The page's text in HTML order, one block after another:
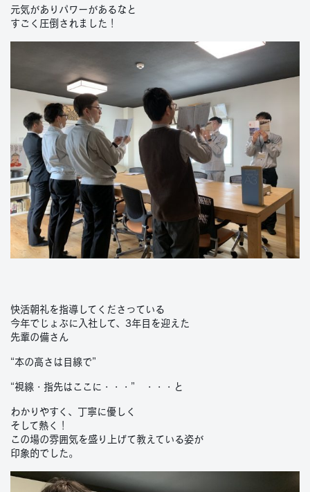
元気がありパワーがあるなと
すごく圧倒されました！
快活朝礼を指導してくださっている
今年でじょぶに入社して、3年目を迎えた
先輩の備さん
“本の高さは目線で”
“視線・指先はここに・・・” ・・・と
わかりやすく、丁寧に優しく
そして熱く！
この場の雰囲気を盛り上げて教えている姿が
印象的でした。